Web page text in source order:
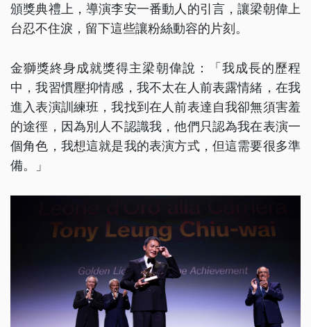
頒獎典禮上，導演李安一番動人的引言，讓梁朝偉上
台忍不住淚，留下這些讓粉絲動容的片刻。
金獅獎終身成就獎得主梁朝偉說：「我成長的歷程
中，我習慣壓抑情感，我不太在人前表露情緒，在我
進入表演訓練班，我找到在人前表達自我卻無須害羞
的途徑，因為別人不認識我，他們只認為我在表演一
個角色，我想這就是我的表演方式，但這需要很多準
備。」